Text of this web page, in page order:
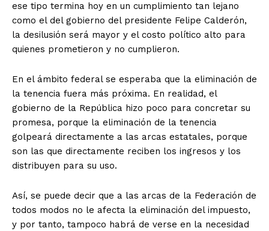
ese tipo termina hoy en un cumplimiento tan lejano
como el del gobierno del presidente Felipe Calderón,
la desilusión será mayor y el costo político alto para
quienes prometieron y no cumplieron.
En el ámbito federal se esperaba que la eliminación de
la tenencia fuera más próxima. En realidad, el
gobierno de la República hizo poco para concretar su
promesa, porque la eliminación de la tenencia
golpeará directamente a las arcas estatales, porque
son las que directamente reciben los ingresos y los
distribuyen para su uso.
Así, se puede decir que a las arcas de la Federación de
todos modos no le afecta la eliminación del impuesto,
y por tanto, tampoco habrá de verse en la necesidad